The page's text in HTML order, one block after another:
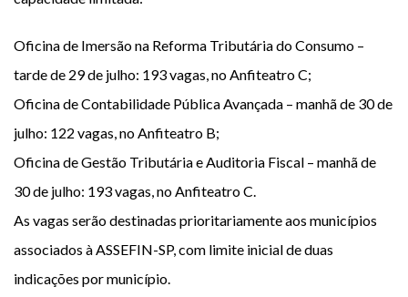
Oficina de Imersão na Reforma Tributária do Consumo –
tarde de 29 de julho: 193 vagas, no Anfiteatro C;
Oficina de Contabilidade Pública Avançada – manhã de 30 de
julho: 122 vagas, no Anfiteatro B;
Oficina de Gestão Tributária e Auditoria Fiscal – manhã de
30 de julho: 193 vagas, no Anfiteatro C.
As vagas serão destinadas prioritariamente aos municípios
associados à ASSEFIN-SP, com limite inicial de duas
indicações por município.